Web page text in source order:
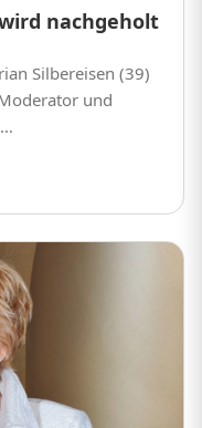
nachgeholt
Silbereisen (39)
und
abgesagt.
27. Februar